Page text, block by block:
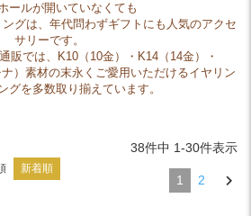
ールが開いていなくても
グは、年代問わずギフトにも人気のアクセ
サリーです。
販では、K10（10金）・K14（14金）・
）素材の末永くご愛用いただけるイヤリン
グを多数取り揃えています。
新着順
38件中 1-30件表示
1 2